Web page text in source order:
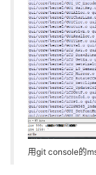
用git console的